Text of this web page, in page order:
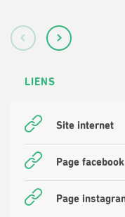
LIENS
Site internet
Page facebook
Page